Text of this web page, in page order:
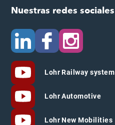
Nuestras redes sociales
Lohr Railway system
Lohr Automotive
Lohr New Mobilities